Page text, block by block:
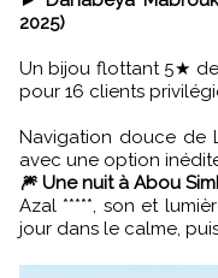
2025)
Un bijou flottant 5★
pour 16 clients
Navigation douce de
avec une option
🎆 Une nuit à Abou
Azal *****, son et
jour dans le calme,